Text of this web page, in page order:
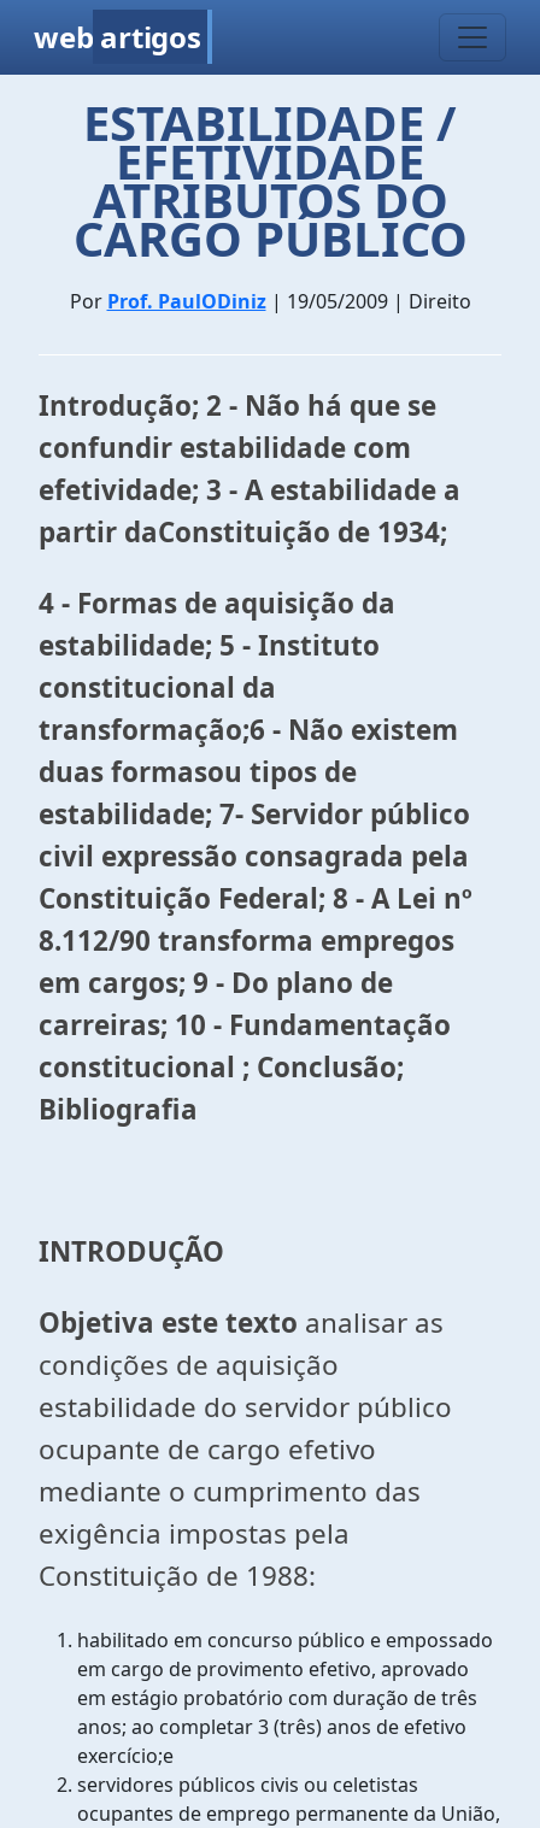
web artigos
ESTABILIDADE /
EFETIVIDADE
ATRIBUTOS DO
CARGO PÚBLICO
Por Prof. PaulODiniz| 19/05/2009 | Direito
Introdução; 2 - Não há que se
confundir estabilidade com
efetividade; 3 - A estabilidade a
partir daConstituição de 1934;
4 - Formas de aquisição da
estabilidade; 5 - Instituto
constitucional da
transformação;6 - Não existem
duas formasou tipos de
estabilidade; 7- Servidor público
civil expressão consagrada pela
Constituição Federal; 8 - A Lei nº
8.112/90 transforma empregos
em cargos; 9 - Do plano de
carreiras; 10 - Fundamentação
constitucional ; Conclusão;
Bibliografia
INTRODUÇÃO
Objetiva este texto analisar as
condições de aquisição
estabilidade do servidor público
ocupante de cargo efetivo
mediante o cumprimento das
exigência impostas pela
Constituição de 1988:
habilitado em concurso público e empossado
em cargo de provimento efetivo, aprovado
em estágio probatório com duração de três
anos; ao completar 3 (três) anos de efetivo
exercício;e
servidores públicos civis ou celetistas
ocupantes de emprego permanente da União,